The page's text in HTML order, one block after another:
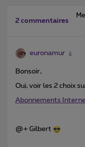
2 commentaires
euronamur
Bonsoir,
Oui, voir les 2 choix
Abonnements
@+ Gilbert